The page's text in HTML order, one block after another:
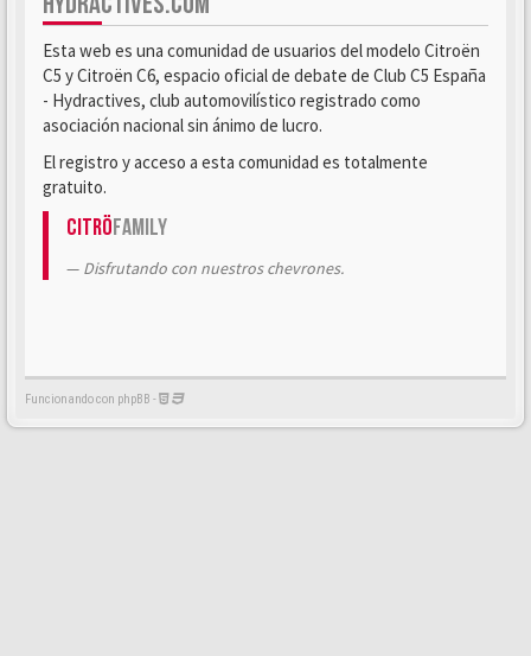
Esta web es una comunidad de usuarios del modelo Citroën
C5 y Citroën C6, espacio oficial de debate de Club C5 España
- Hydractives, club automovilístico registrado como
asociación nacional sin ánimo de lucro.
El registro y acceso a esta comunidad es totalmente
gratuito.
CitröFamily
Disfrutando con nuestros chevrones.
Funcionando con phpBB -